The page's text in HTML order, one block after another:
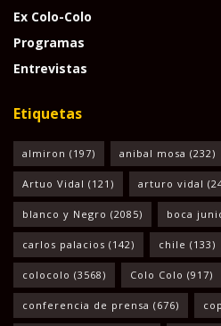
Ex Colo-Colo
Programas
Entrevistas
Etiquetas
almiron (197) anibal mosa (232)
Artuo Vidal (121) arturo vidal
blanco y Negro (2085) boca
carlos palacios (142) chile (133)
colocolo (3568) Colo Colo (917)
conferencia de prensa (676)